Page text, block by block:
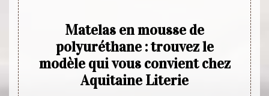
de
Matelas en mousse de
polyuréthane : trouvez le
modèle qui vous convient chez
Aquitaine Literie